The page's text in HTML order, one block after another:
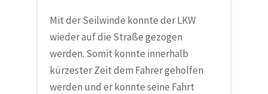
Mit der Seilwinde konnte der LKW
wieder auf die Straße gezogen
werden. Somit konnte innerhalb
kürzester Zeit dem Fahrer geholfen
werden und er konnte seine Fahrt